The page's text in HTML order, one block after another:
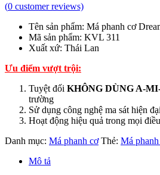
(0 customer reviews)
Tên sản phẩm: Má phanh cơ
Mã sản phẩm: KVL 311
Xuất xứ: Thái Lan
Ưu điểm vượt trội:
Tuyệt đối KHÔNG DÙNG A-
trường
Sử dụng công nghệ ma sát hiện
Hoạt động hiệu quả trong mọi
Danh mục: Má phanh cơ Thẻ: Má
Mô tả